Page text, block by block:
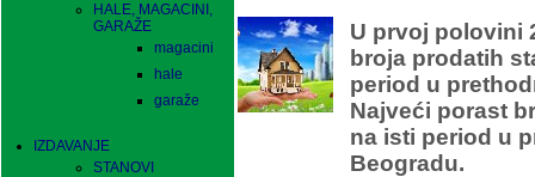
HALE, MAGACINI,
GARAŽE
magacini
hale
garaže
IZDAVANJE
STANOVI
U prvoj polovini
broja prodatih
period u
Najveći porast
na isti period u
Beogradu.